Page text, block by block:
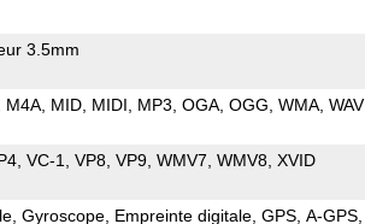
3.5mm
M4A MID MIDI MP3 OGA OGG WMA WAV
VC-1 VP8 VP9 WMV7 WMV8 XVID
Gyroscope Empreinte digitale GPS A-GPS